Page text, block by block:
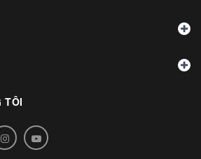
TÔI